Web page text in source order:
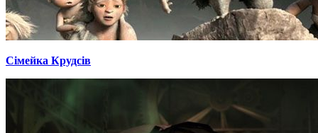
Сімейка Крудсів